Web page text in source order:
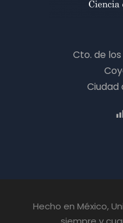
Cto. de los
Ciudad
Hecho en México,